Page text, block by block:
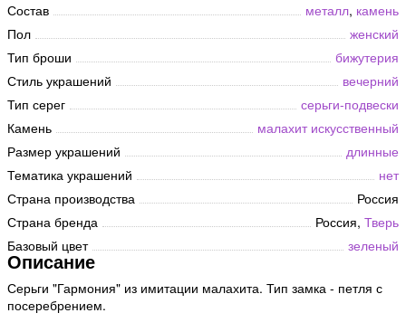
Состав
металл, камень
Пол
женский
Тип броши
бижутерия
Стиль украшений
вечерний
Тип серег
серьги-подвески
Камень
малахит искусственный
Размер украшений
длинные
Тематика украшений
нет
Страна производства
Россия
Страна бренда
Россия, Тверь
Базовый цвет
зеленый
Описание
Серьги "Гармония" из имитации малахита. Тип замка - петля с
посеребрением.